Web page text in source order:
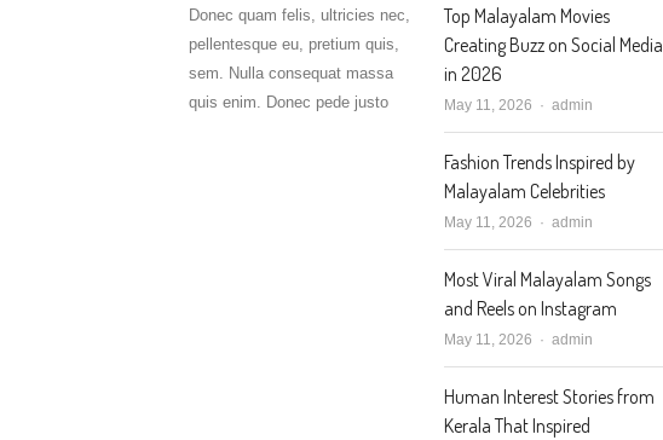
Donec quam felis, ultricies nec,
pellentesque eu, pretium quis,
sem. Nulla consequat massa
quis enim. Donec pede justo
Top Malayalam Movies
Creating Buzz on Social Media
in 2026
May 11, 2026 Author
admin
Fashion Trends Inspired by
Malayalam Celebrities
May 11, 2026 Author
admin
Most Viral Malayalam Songs
and Reels on Instagram
May 11, 2026 Author
admin
Human Interest Stories from
Kerala That Inspired